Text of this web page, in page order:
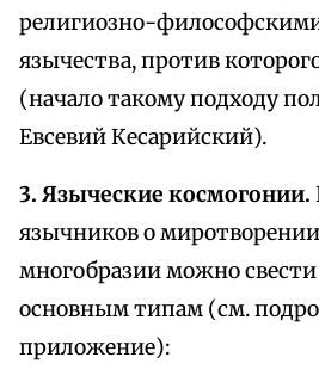
религиозно-
язычества, против
(начало такому подходу
Евсевий Кесарийский).
3. Языческие космогонии.
язычников о
многобразии можно
основным типам (см.
приложение):